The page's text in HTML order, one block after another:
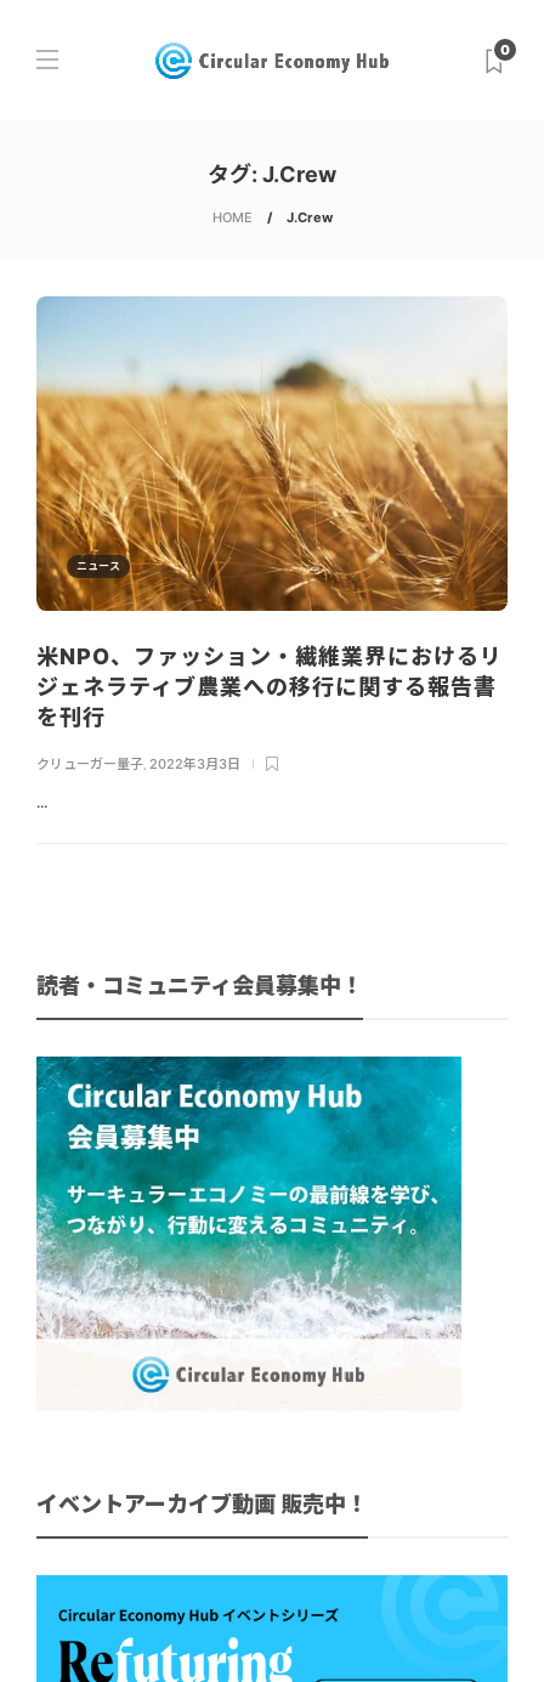
0
タグ: J.Crew
HOME J.Crew
ニュース
米NPO、ファッション・繊維業界におけるリ
ジェネラティブ農業への移行に関する報告書
を刊行
クリューガー量子 2022年3月3日
...
読者・コミュニティ会員募集中！
イベントアーカイブ動画 販売中！